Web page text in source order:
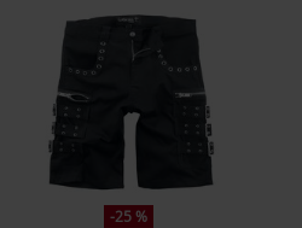
Envoyer le commentaire
-25 %